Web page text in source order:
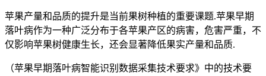
苹果产量和品质的提升是当前果树种植的重要课题.苹果早期
落叶病作为一种广泛分布于各苹果产区的病害，危害严重，不
仅影响苹果树健康生长，还会显著降低果实产量和品质.
（苹果早期落叶病智能识别数据采集技术要求》中的技术要